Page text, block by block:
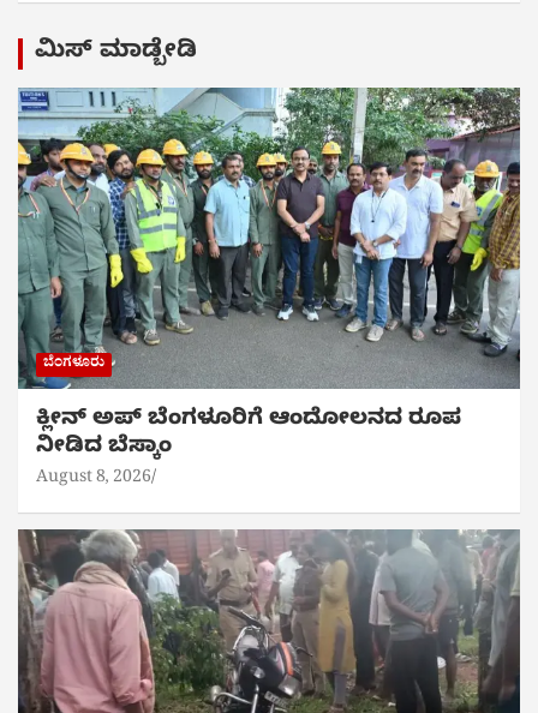
ಮಿಸ್ ಮಾಡ್ಬೇಡಿ
ಬೆಂಗಳೂರು
ಕ್ಲೀನ್ ಅಪ್ ಬೆಂಗಳೂರಿಗೆ ಆಂದೋಲನದ ರೂಪ
ನೀಡಿದ ಬೆಸ್ಕಾಂ
August 8, 2026